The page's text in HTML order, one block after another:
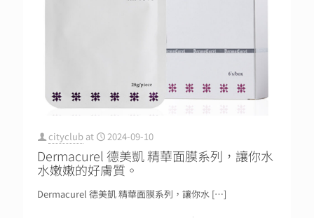
cityclub at 2024-09-10
Dermacurel 德美凱 精華面膜系列，讓你水
水嫩嫩的好膚質。
Dermacurel 德美凱 精華面膜系列，讓你水 […]